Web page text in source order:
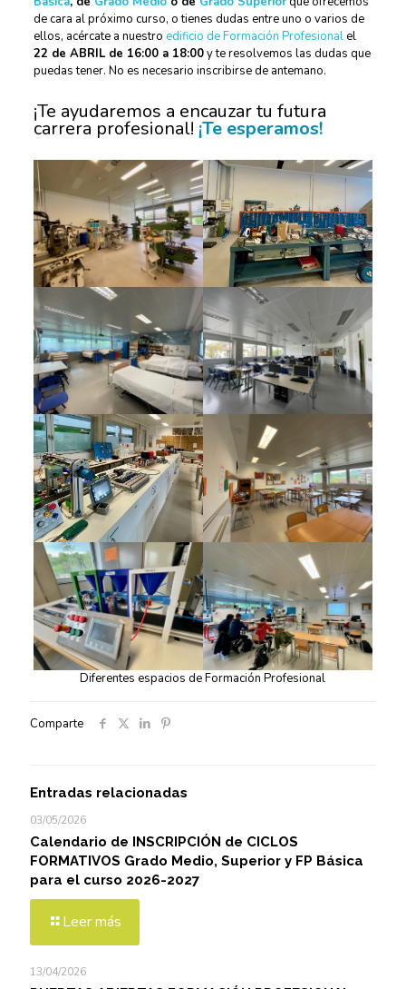
de cara al próximo curso, o tienes dudas entre uno o varios de
ellos, acércate a nuestro edificio de Formación Profesionalel
22 de ABRIL de 16:00 a 18:00y te resolvemos las dudas que
puedas tener. No es necesario inscribirse de antemano.
¡Te ayudaremos a encauzar tu futura
carrera profesional! ¡Te esperamos!
Diferentes espacios de Formación Profesional
Comparte
Entradas relacionadas
03/05/2026
Calendario de INSCRIPCIÓN de CICLOS
FORMATIVOS Grado Medio, Superior y FP Básica
para el curso 2026-2027
Leer más
13/04/2026